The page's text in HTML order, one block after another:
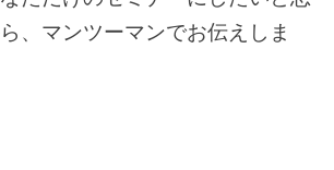
、マンツーマンでお伝えしま